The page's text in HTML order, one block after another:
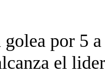
por 5
el